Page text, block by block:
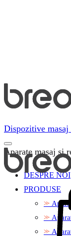
Dispozitive
Aparate masaj si
DESPRE NOI
PRODUSE